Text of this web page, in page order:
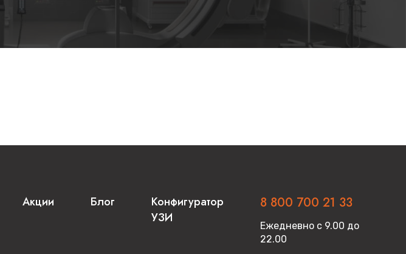
Акции Блог
Конфигуратор
УЗИ
8 800 700 21 33
Ежедневно с 9.00 до
22.00